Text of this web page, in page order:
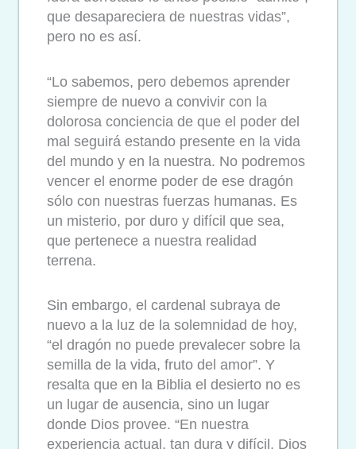
que desapareciera de nuestras vidas”,
pero no es así.
“Lo sabemos, pero debemos aprender
siempre de nuevo a convivir con la
dolorosa conciencia de que el poder del
mal seguirá estando presente en la vida
del mundo y en la nuestra. No podremos
vencer el enorme poder de ese dragón
sólo con nuestras fuerzas humanas. Es
un misterio, por duro y difícil que sea,
que pertenece a nuestra realidad
terrena.
Sin embargo, el cardenal subraya de
nuevo a la luz de la solemnidad de hoy,
“el dragón no puede prevalecer sobre la
semilla de la vida, fruto del amor”. Y
resalta que en la Biblia el desierto no es
un lugar de ausencia, sino un lugar
donde Dios provee. “En nuestra
experiencia actual, tan dura y difícil, Dios